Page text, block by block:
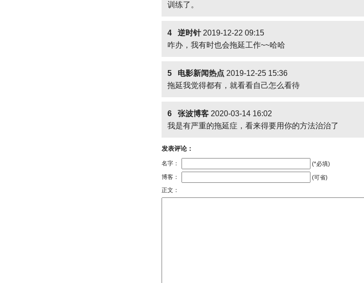
训练了。
4 逆时针2019-12-22 09:15
咋办，我有时也会拖延工作~~哈哈
5 电影新闻热点 2019-12-25 15:36
拖延我觉得都有，就看看自己怎么看待
6 张波博客 2020-03-14 16:02
我是有严重的拖延症，看来得要用你的方法治治了
发表评论：
名字：
(*必填)
博客：
(可省)
正文：